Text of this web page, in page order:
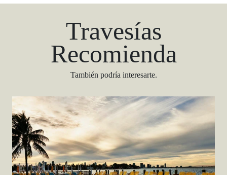
Travesías
Recomienda
También podría interesarte.